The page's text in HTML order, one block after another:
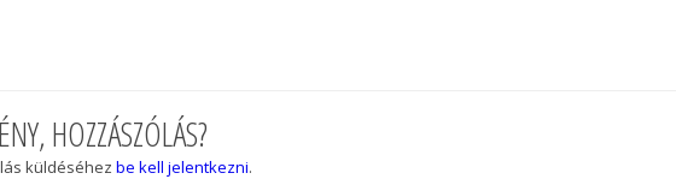
HOZZÁSZÓLÁS?
küldéséhez be kell jelentkezni.